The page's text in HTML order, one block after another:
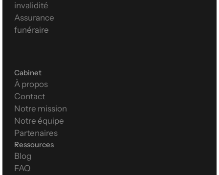
invalidité
Assurance
funéraire
Cabinet
À propos
Contact
Notre mission
Notre équipe
Partenaires
Ressources
Blog
FAQ